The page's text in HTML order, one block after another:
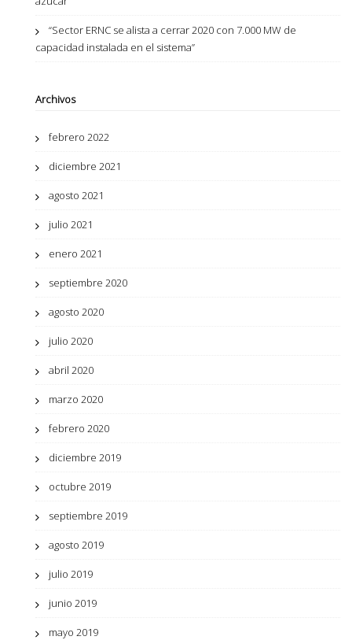
“Sector ERNC se alista a cerrar 2020 con 7.000 MW de
capacidad instalada en el sistema”
Archivos
febrero 2022
diciembre 2021
agosto 2021
julio 2021
enero 2021
septiembre 2020
agosto 2020
julio 2020
abril 2020
marzo 2020
febrero 2020
diciembre 2019
octubre 2019
septiembre 2019
agosto 2019
julio 2019
junio 2019
mayo 2019